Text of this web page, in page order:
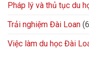
Pháp lý và thủ tục du
Trải nghiệm Đài Loan
Việc làm du học Đài